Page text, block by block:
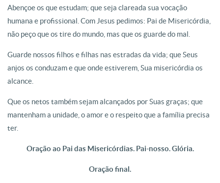
Abençoe os que estudam; que seja clareada sua vocação
humana e profissional. Com Jesus pedimos: Pai de Misericórdia,
não peço que os tire do mundo, mas que os guarde do mal.
Guarde nossos filhos e filhas nas estradas da vida; que Seus
anjos os conduzam e que onde estiverem, Sua misericórdia os
alcance.
Que os netos também sejam alcançados por Suas graças; que
mantenham a unidade, o amor e o respeito que a família precisa
ter.
Oração ao Pai das Misericórdias. Pai-nosso. Glória.
Oração final.